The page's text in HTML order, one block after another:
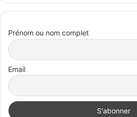
Prénom ou nom complet
Email